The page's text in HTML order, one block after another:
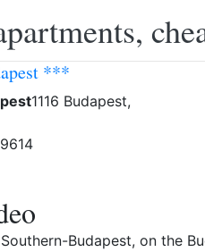
***
1116 Budapest,
Budapest, on the